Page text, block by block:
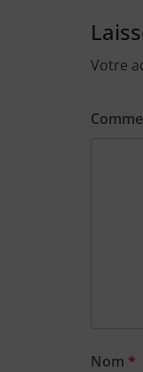
Votre
Nom *